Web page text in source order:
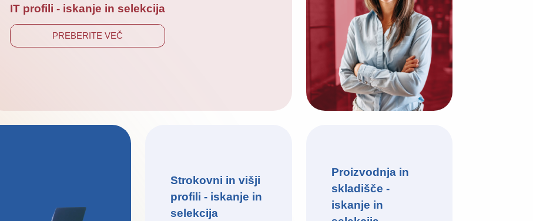
IT profili - iskanje in selekcija
PREBERITE VEČ
Strokovni in višji
profili - iskanje in
selekcija
Proizvodnja in
skladišče -
iskanje in